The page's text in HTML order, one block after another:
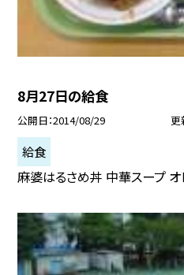
8月27日の給食
公開日 2014/08/29 更
給食
麻婆はるさめ丼 中華スープ